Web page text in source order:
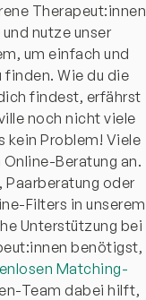
Therapeut:innen
nutze unser
um einfach und
finden. Wie du die
findest, erfährst
noch nicht viele
kein Problem! Viele
Beratung an.
oder
Filters in unserem
Unterstützung bei
benötigst,
Matching-
Team dabei hilft,